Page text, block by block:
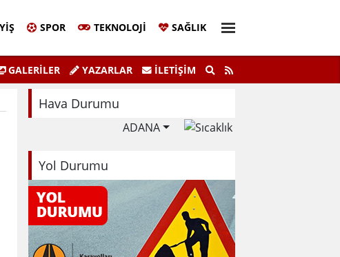
SPOR TEKNOLOJI SAĞLIK
Sivil Katılım Zirvesi Gerçekleştirildi.
GALERİLER YAZARLAR İLETIŞIM
Hava Durumu
ADANA
Yol Durumu